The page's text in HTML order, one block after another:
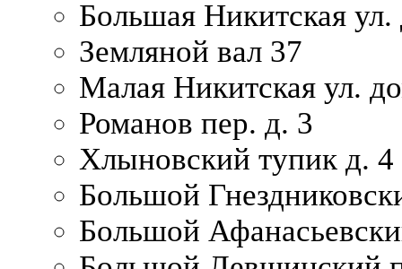
Большая Никитская
Земляной вал 37
Малая Никитская ул.
Романов пер. д. 3
Хлыновский тупик д. 4
Большой
Большой